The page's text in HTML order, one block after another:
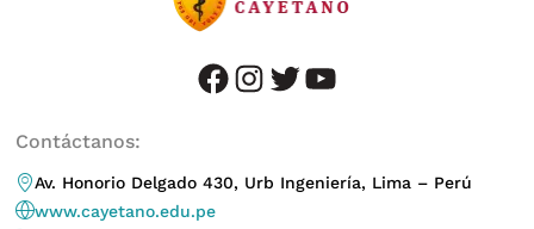
facebook instagram twitter youtube
Contáctanos:
Av. Honorio Delgado 430, Urb Ingeniería, Lima – Perú
www.cayetano.edu.pe